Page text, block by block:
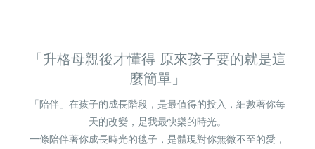
「升格母親後才懂得 原來孩子要的就是這
麼簡單」
「陪伴」在孩子的成長階段，是最值得的投入，細數著你每
天的改變，是我最快樂的時光。
一條陪伴著你成長時光的毯子，是體現對你無微不至的愛，